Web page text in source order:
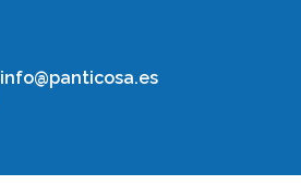
info@panticosa.es